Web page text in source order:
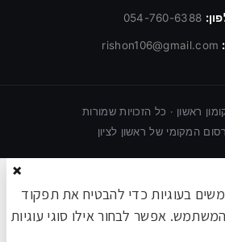
054-760-6388
rishon106@gmail.com
ראשון · כל הזכויות שמורות
המקומי של ראשון לציון
×
בעוגיות כדי להבטיח את תפקוד
אפשר לבחור אילו סוגי עוגיות